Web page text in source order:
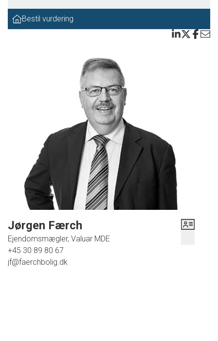
stue med direkte adgang til en overdækket terrasse, og
så du ikke behøver dække op i stuen ved hvert måltid. Boligen
rummer herudover to soveværelser, et pænt moderniseret
badeværelse og et bryggers. Huset har nyere parketgulve og
nyere vinduer og døre.
Gårdhaven vender mod syd, så her er sol langt det meste af
dagen. Gårdhaven er dejligt afskærmet og en stor overdækning
skaber skygge, når det er varmt – og holder på varmen, når
aftenen falder på. Med til ejendommen følger også en carport
med redskabsskur.
ort sagt får du et hyggeligt og velfungerende hus med en skøn
gårdhave. Ring til Færch Bolig, og bestil en fremvisning af
Ferskenvænget 16, hvis det lyder som noget for dig.
Bestil vurdering
Jørgen Færch
Ejendomsmægler, Valuar MDE
+45 30 89 80 67
jf@faerchbolig.dk